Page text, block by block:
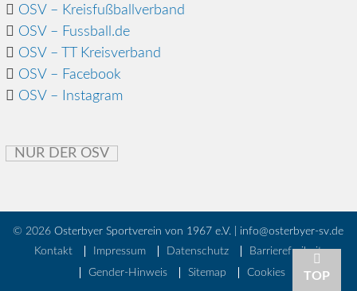
OSV – Kreisfußballverband
OSV – Fussball.de
OSV – TT Kreisverband
OSV – Facebook
OSV – Instagram
NUR DER OSV
© 2026 Osterbyer Sportverein von 1967 e.V. | info@osterbyer-sv.de
Kontakt
Impressum Datenschutz
Barrierefreiheit
Gender-Hinweis
Sitemap Cookies TOP